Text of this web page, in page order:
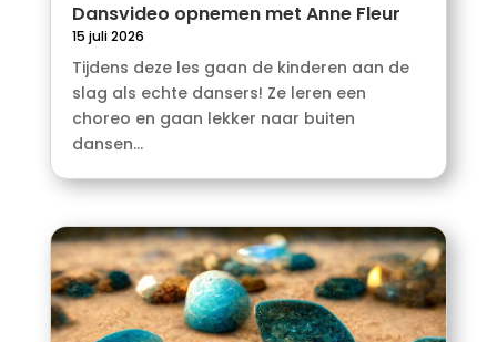
Dansvideo opnemen met Anne Fleur
15 juli 2026
Tijdens deze les gaan de kinderen aan de
slag als echte dansers! Ze leren een
choreo en gaan lekker naar buiten
dansen...